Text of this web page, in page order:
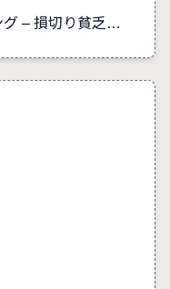
損切りと利確の正しいタイミング – 損切り貧乏を防ぐ